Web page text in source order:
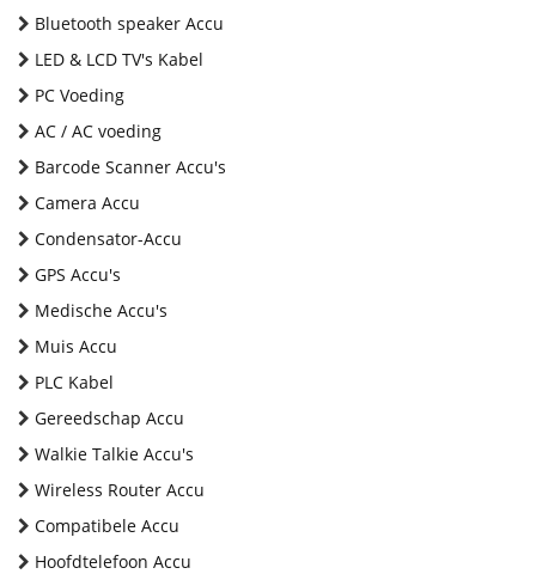
Bluetooth speaker Accu
LED & LCD TV's Kabel
PC Voeding
AC / AC voeding
Barcode Scanner Accu's
Camera Accu
Condensator-Accu
GPS Accu's
Medische Accu's
Muis Accu
PLC Kabel
Gereedschap Accu
Walkie Talkie Accu's
Wireless Router Accu
Compatibele Accu
Hoofdtelefoon Accu